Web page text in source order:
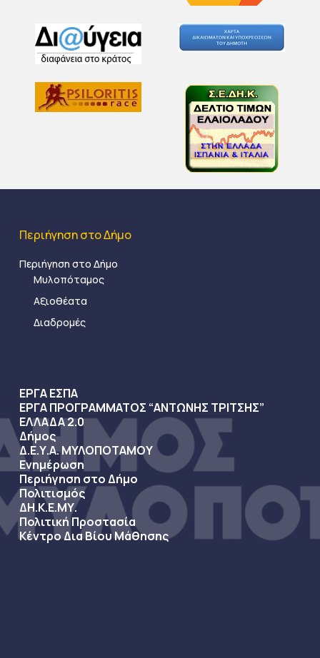
Περιήγηση στο Δήμο
Περιήγηση στο Δήμο
Μυλοπόταμος
Αξιοθέατα
Διαδρομές
ΕΡΓΑ ΕΣΠΑ
ΕΡΓΑ ΠΡΟΓΡΑΜΜΑΤΟΣ “ΑΝΤΩΝΗΣ ΤΡΙΤΣΗΣ”
ΕΛΛΑΔΑ 2.0
Δήμος
Δ.Ε.Υ.Α. ΜΥΛΟΠΟΤΑΜΟΥ
Ενημέρωση
Περιήγηση στο Δήμο
Πολιτισμός
ΔΗ.Κ.Ε.ΜΥ.
Πολιτική Προστασία
Κέντρο Δια Βίου Μάθησης